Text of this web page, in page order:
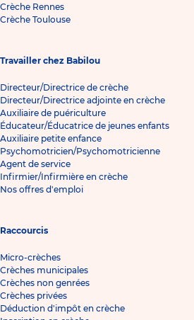
Crèche Rennes
Crèche Toulouse
Travailler chez Babilou
Directeur/Directrice de crèche
Directeur/Directrice adjointe en crèche
Auxiliaire de puériculture
Éducateur/Éducatrice de jeunes enfants
Auxiliaire petite enfance
Psychomotricien/Psychomotricienne
Agent de service
Infirmier/Infirmière en crèche
Nos offres d'emploi
Raccourcis
Micro-crèches
Crèches municipales
Crèches non genrées
Crèches privées
Déduction d'impôt en crèche